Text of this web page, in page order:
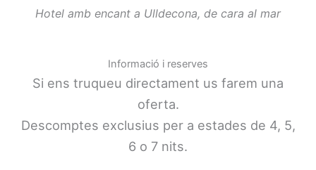
Hotel amb encant a Ulldecona, de cara al mar
Informació i reserves
Si ens truqueu directament us farem una
oferta.
Descomptes exclusius per a estades de 4, 5,
6 o 7 nits.